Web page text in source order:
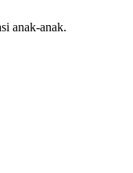
anak-anak.